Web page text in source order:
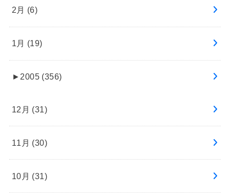
2月 (6)
1月 (19)
► 2005 (356)
12月 (31)
11月 (30)
10月 (31)